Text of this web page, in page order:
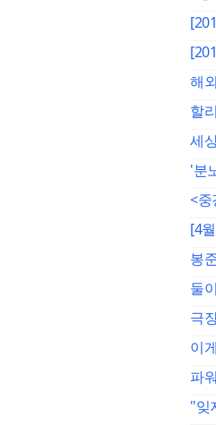
해
할
세
'분
<중
[4
봉
둘
극
이
파
"잊